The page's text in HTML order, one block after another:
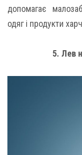
допомагає
одяг і продукти
5. Лев